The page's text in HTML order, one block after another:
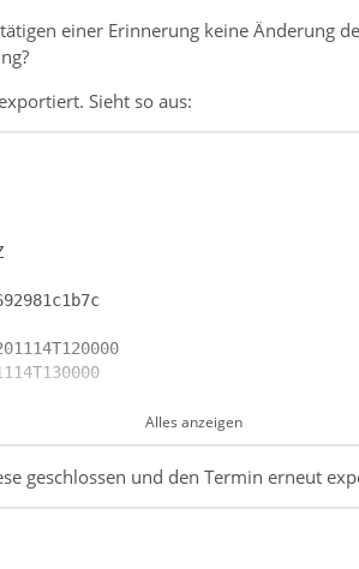
einer Erinnerung keine Änderung
Sieht so aus:
LAST-MODIFIED:20201114T103601Z
UID:48702a24-8f16-470f-a5e3-5692981c1b7c
DTSTART;TZID=Europe/Berlin:20201114T120000
DTEND;TZID=Europe/Berlin:20201114T130000
Alles anzeigen
geschlossen und den Termin erneut